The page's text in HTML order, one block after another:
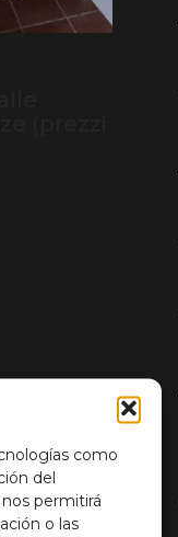
como
del
permitirá
o las